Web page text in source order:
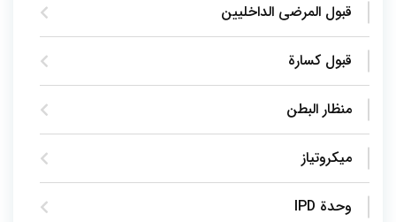
قبول المرضى الداخليين
قبول كسارة
منظار البطن
ميكروتياز
وحدة IPD